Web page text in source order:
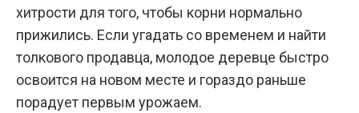
хитрости для того, чтобы корни нормально
прижились. Если угадать со временем и найти
толкового продавца, молодое деревце быстро
освоится на новом месте и гораздо раньше
порадует первым урожаем.